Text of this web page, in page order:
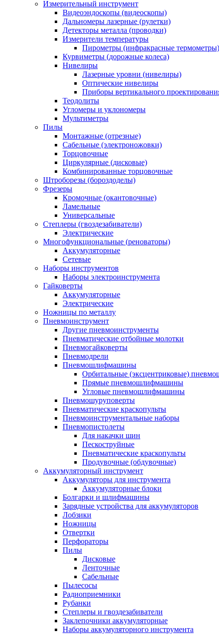
Измерительный инструмент
Видеоэндоскопы (видеоскопы)
Дальномеры лазерные (рулетки)
Детекторы металла (проводки)
Измерители температуры
Пирометры (инфракрасные термометры)
Курвиметры (дорожные колеса)
Нивелиры
Лазерные уровни (нивелиры)
Оптические нивелиры
Приборы вертикального
Теодолиты
Угломеры и уклономеры
Мультиметры
Пилы
Монтажные (отрезные)
Сабельные (электроножовки)
Торцовочные
Циркулярные (дисковые)
Комбинированные торцовочные
Штроборезы (бороздоделы)
Фрезеры
Кромочные (окантовочные)
Ламельные
Универсальные
Степлеры (гвоздезабиватели)
Электрические
Многофункциональные (реноваторы)
Аккумуляторные
Сетевые
Наборы инструментов
Наборы электроинструмента
Гайковерты
Аккумуляторные
Электрические
Ножницы по металлу
Пневмоинструмент
Другие пневмоинструменты
Пневматические отбойные молотки
Пневмогайковерты
Пневмодрели
Пневмошлифмашины
Орбитальные (эксцентриковые)
Прямые пневмошлифмашины
Угловые пневмошлифмашины
Пневмошуруповерты
Пневматические краскопульты
Пневмоинструментальные наборы
Пневмопистолеты
Для накачки шин
Пескоструйные
Пневматические краскопульты
Продувочные (обдувочные)
Аккумуляторный инструмент
Аккумуляторы для инструмента
Аккумуляторные блоки
Болгарки и шлифмашины
Зарядные устройства для аккумуляторов
Лобзики
Ножницы
Отвертки
Перфораторы
Пилы
Дисковые
Ленточные
Сабельные
Пылесосы
Радиоприемники
Рубанки
Степлеры и гвоздезабиватели
Заклепочники аккумуляторные
Наборы аккумуляторного инструмента